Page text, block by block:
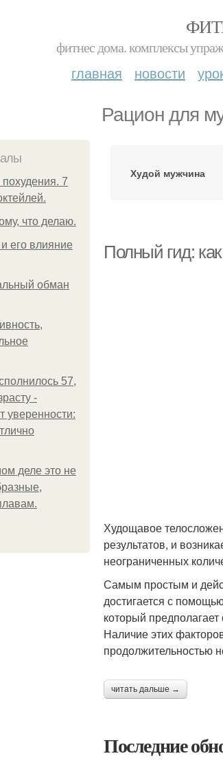
фитнес дома. комплексы
главная новости
Рацион для
7
что делаю.
его влияние
обман
57,
-
уверенности:
деле это не
Худой мужчина
Полный гид:
Худощавое
результатов, и
неограниченных
Самым простым и
достигается с
который
Наличие этих
продолжительностью
читать дальше →
Последние